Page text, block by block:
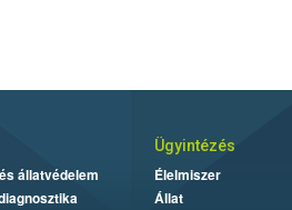
állatvédelem
Ügyintézés
Élelmiszer
Állat